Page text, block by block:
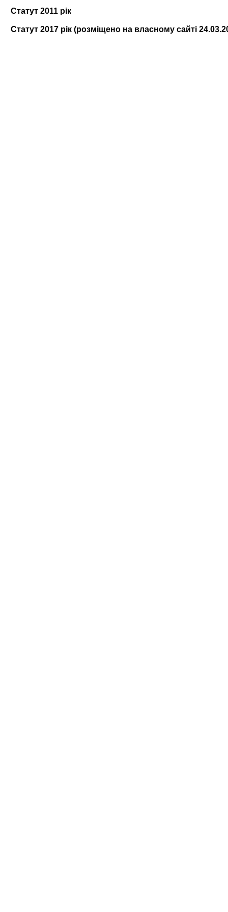
Статут 2011 рік
Статут 2017 рік (розміщено на власному сайті